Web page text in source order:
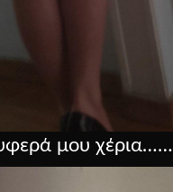
μου χέρια……